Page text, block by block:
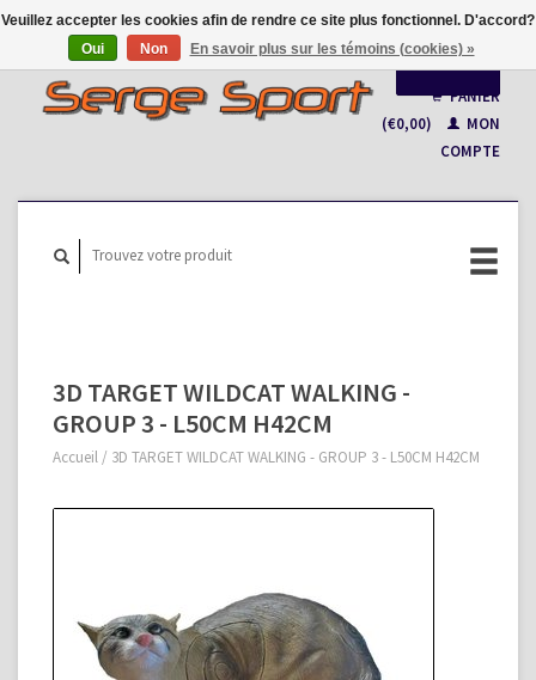
Français
Nederlands
PANIER
(€0,00)
MON
COMPTE
3D TARGET WILDCAT WALKING -
GROUP 3 - L50CM H42CM
Accueil / 3D TARGET WILDCAT WALKING - GROUP 3 - L50CM H42CM
Veuillez accepter les cookies afin de rendre ce site plus fonctionnel. D'accord?
Oui
Non En savoir plus sur les témoins (cookies) »